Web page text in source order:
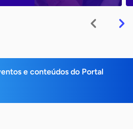
e conteúdos do Portal